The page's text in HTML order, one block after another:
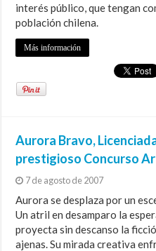
interés público, que tengan
población chilena.
Más información
Aurora Bravo,
prestigioso Concurso
7 de agosto de 2007
Aurora se desplaza por un
Un atril en desamparo la
proyecta sin descanso la
ajenas. Su mirada creativa